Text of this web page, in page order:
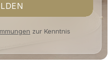
zur Kenntnis